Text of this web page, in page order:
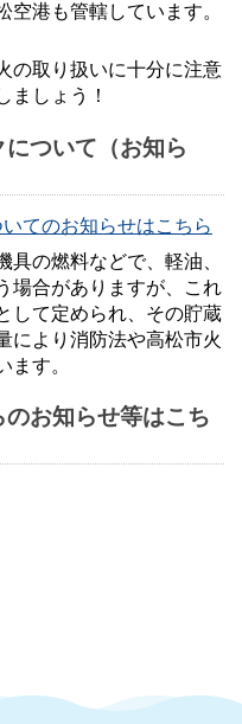
港も管轄しています。
の取り扱いに十分に注意
ましょう！
ついて（お知ら
てのお知らせはこちら
の燃料などで、軽油、
場合がありますが、これ
して定められ、その貯蔵
により消防法や高松市火
ます。
お知らせ等はこち